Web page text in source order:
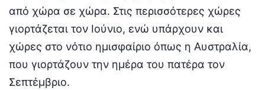
από χώρα σε χώρα. Στις περισσότερες χώρες
γιορτάζεται τον Ιούνιο, ενώ υπάρχουν και
χώρες στο νότιο ημισφαίριο όπως η Αυστραλία,
που γιορτάζουν την ημέρα του πατέρα τον
Σεπτέμβριο.